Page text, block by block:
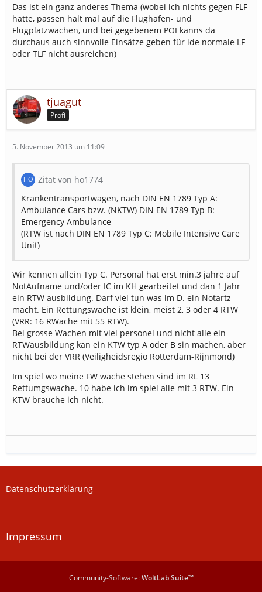
Das ist ein ganz anderes Thema (wobei ich nichts gegen FLF
hätte, passen halt mal auf die Flughafen- und
Flugplatzwachen, und bei gegebenem POI kanns da
durchaus auch sinnvolle Einsätze geben für ide normale LF
oder TLF nicht ausreichen)
tjuagut
Profi
5. November 2013 um 11:09
Zitat von ho1774
Krankentransportwagen, nach DIN EN 1789 Typ A:
Ambulance Cars bzw. (NKTW) DIN EN 1789 Typ B:
Emergency Ambulance
(RTW ist nach DIN EN 1789 Typ C: Mobile Intensive Care
Unit)
Wir kennen allein Typ C. Personal hat erst min.3 jahre auf
NotAufname und/oder IC im KH gearbeitet und dan 1 Jahr
ein RTW ausbildung. Darf viel tun was im D. ein Notartz
macht. Ein Rettungswache ist klein, meist 2, 3 oder 4 RTW
(VRR: 16 RWache mit 55 RTW).
Bei grosse Wachen mit viel personel und nicht alle ein
RTWausbildung kan ein KTW typ A oder B sin machen, aber
nicht bei der VRR (Veiligheidsregio Rotterdam-Rijnmond)
Im spiel wo meine FW wache stehen sind im RL 13
Rettumgswache. 10 habe ich im spiel alle mit 3 RTW. Ein
KTW brauche ich nicht.
Datenschutzerklärung
Impressum
Community-Software:WoltLab Suite™